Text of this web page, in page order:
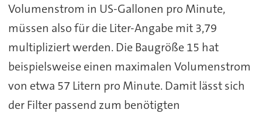
Volumenstrom in US-Gallonen pro Minute,
müssen also für die Liter-Angabe mit 3,79
multipliziert werden. Die Baugröße 15 hat
beispielsweise einen maximalen Volumenstrom
von etwa 57 Litern pro Minute. Damit lässt sich
der Filter passend zum benötigten